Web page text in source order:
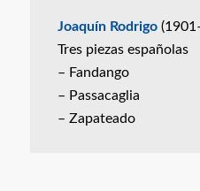
Joaquín Rodrigo
Tres piezas españolas
– Fandango
– Passacaglia
– Zapateado